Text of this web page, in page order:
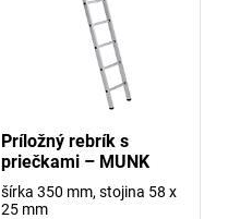
Príložný rebrík s
priečkami – MUNK
šírka 350 mm, stojina 58 x
25 mm